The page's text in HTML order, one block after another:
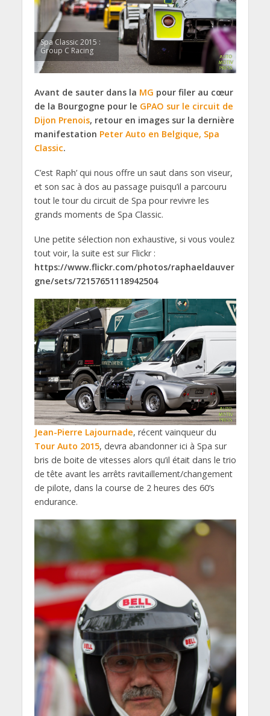
Spa Classic 2015 :
Group C Racing
Avant de sauter dans la MG pour filer au cœur
de la Bourgogne pour le GPAO sur le circuit de
Dijon Prenois, retour en images sur la dernière
manifestation Peter Auto en Belgique, Spa
Classic.
C’est Raph’ qui nous offre un saut dans son viseur,
et son sac à dos au passage puisqu’il a parcouru
tout le tour du circuit de Spa pour revivre les
grands moments de Spa Classic.
Une petite sélection non exhaustive, si vous voulez
tout voir, la suite est sur Flickr :
https://www.flickr.com/photos/raphaeldauver
gne/sets/72157651118942504
Jean-Pierre Lajournade, récent vainqueur du
Tour Auto 2015, devra abandonner ici à Spa sur
bris de boite de vitesses alors qu’il était dans le trio
de tête avant les arrêts ravitaillement/changement
de pilote, dans la course de 2 heures des 60’s
endurance.